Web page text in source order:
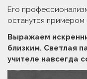
Его
останутся примером
Выражаем
близким. Светлая
учителе навсегда